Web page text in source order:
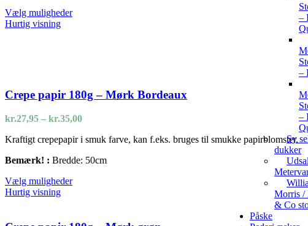
–
–
–
Sy
dukker
Morris /
& Co
Påske
Vælg mulighederDette
vælges
på
Hurtig visning
Crepe papir 180g – Mørk Bordeaux
kr.27,95 – kr.35,00Prisinterval:
til
Kraftigt crepepapir i smuk farve, kan f.eks. bruges til smukke papirblomster.
Bemærk! : Bredde: 50cm
Vælg mulighederDette
Hurtig visning